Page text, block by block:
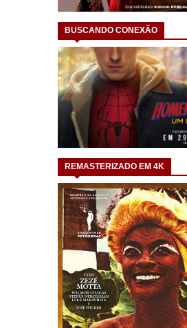
BUSCANDO CONEXÃO
REMASTERIZADO EM 4K